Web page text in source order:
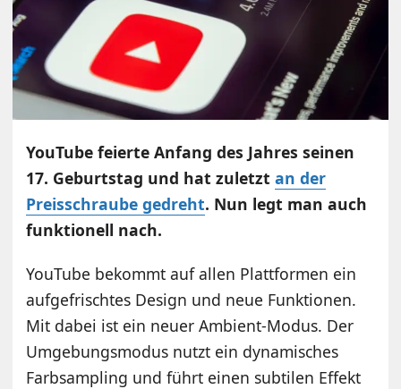
YouTube feierte Anfang des Jahres seinen
17. Geburtstag und hat zuletztan der
Preisschraube gedreht. Nun legt man auch
funktionell nach.
YouTube bekommt auf allen Plattformen ein
aufgefrischtes Design und neue Funktionen.
Mit dabei ist ein neuer Ambient-Modus. Der
Umgebungsmodus nutzt ein dynamisches
Farbsampling und führt einen subtilen Effekt